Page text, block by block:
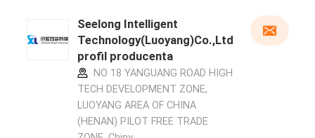
Seelong Intelligent
Technology(Luoyang)Co.,Ltd
profil producenta
NO 18 YANGUANG ROAD HIGH
TECH DEVELOPMENT ZONE,
LUOYANG AREA OF CHINA
(HENAN) PILOT FREE TRADE